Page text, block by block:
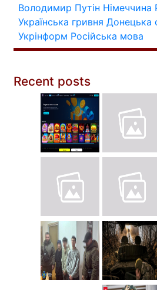
Володимир Путін Німеччина
Українська гривня Донецька
Укрінформ Російська мова
Recent posts